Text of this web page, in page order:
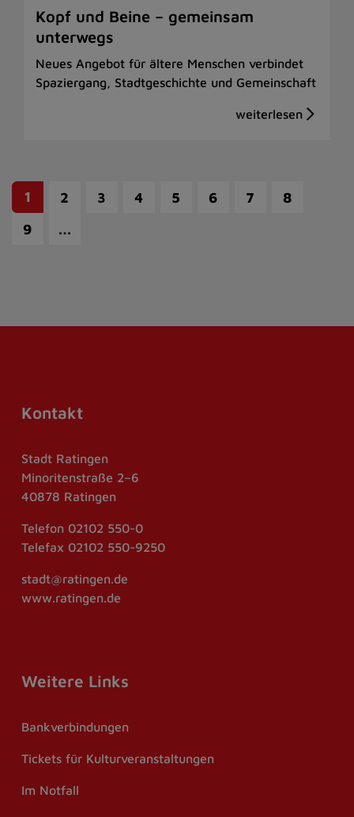
Kopf und Beine – gemeinsam
unterwegs
Neues Angebot für ältere Menschen verbindet
Spaziergang, Stadtgeschichte und Gemeinschaft
1 2 3 4 5 6 7
8
9
…
Kontakt
Stadt Ratingen
Minoritenstraße 2–6
40878 Ratingen
Telefon 02102 550-0
Telefax 02102 550-9250
stadt@ratingen.de
www.ratingen.de
Weitere Links
Bankverbindungen
Tickets für Kulturveranstaltungen
Im Notfall